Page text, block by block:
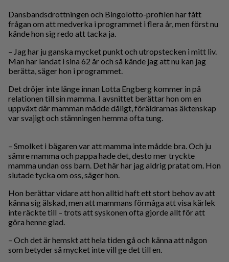
Dansbandsdrottningen och Bingolotto-profilen har fått
frågan om att medverka i programmet i flera år, men först nu
kände hon sig redo att tacka ja.
– Jag har ju ganska mycket punkt och utropstecken i mitt liv.
Man har landat i sina 62 år och så kände jag att nu kan jag
berätta, säger hon i programmet.
Det dröjer inte länge innan Lotta Engberg kommer in på
relationen till sin mamma. I avsnittet berättar hon om en
uppväxt där mamman mådde dåligt, föräldrarnas äktenskap
var svajigt och stämningen hemma ofta tung.
– Smolket i bägaren var att mamma inte mådde bra. Och ju
sämre mamma och pappa hade det, desto mer tryckte
mamma undan oss barn. Det här har jag aldrig pratat om. Hon
slutade tycka om oss, säger hon.
Hon berättar vidare att hon alltid haft ett stort behov av att
känna sig älskad, men att mammans förmåga att visa kärlek
inte räckte till – trots att syskonen ofta gjorde allt för att
göra henne glad.
– Och det är hemskt att hela tiden gå och känna att någon
som betyder så mycket inte vill ge det till en.